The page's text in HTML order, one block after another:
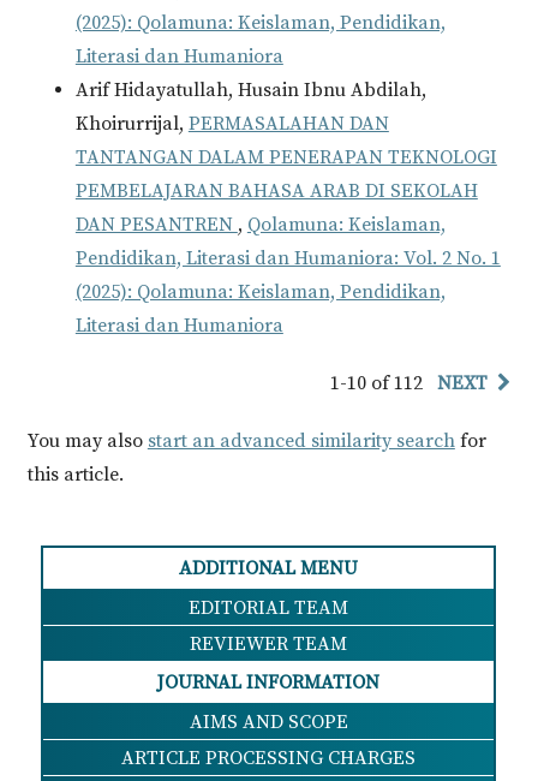
(2025): Qolamuna: Keislaman, Pendidikan,
Literasi dan Humaniora
Arif Hidayatullah, Husain Ibnu Abdilah,
Khoirurrijal, PERMASALAHAN DAN
TANTANGAN DALAM PENERAPAN TEKNOLOGI
PEMBELAJARAN BAHASA ARAB DI SEKOLAH
DAN PESANTREN , Qolamuna: Keislaman,
Pendidikan, Literasi dan Humaniora: Vol. 2 No. 1
(2025): Qolamuna: Keislaman, Pendidikan,
Literasi dan Humaniora
1-10 of 112 NEXT
You may also start an advanced similarity searchfor
this article.
ADDITIONAL MENU
EDITORIAL TEAM
REVIEWER TEAM
JOURNAL INFORMATION
AIMS AND SCOPE
ARTICLE PROCESSING CHARGES